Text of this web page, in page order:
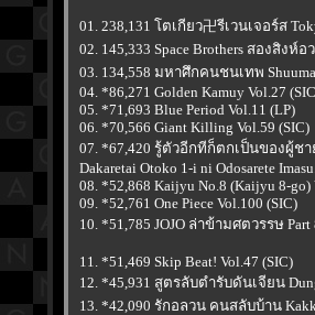
01. 238,131 โตเกียว卍รีเวนเจอร์ส
02. 145,333 Space Brothers สองสิงห์
03. 134,558 มหาศึกคนชนเทพ
04. *86,271 Golden Kamuy Vol.27
05. *71,693 Blue Period Vol.11 (LP)
06. *70,566 Giant Killing Vol.59 (SIC)
07. *67,420 รู้ตัวอีกทีก็ตกเป็นของผู้ช
Dakaretai Otoko 1-i ni Odosarete
08. *52,868 Kaijyu No.8 (Kaijyu 8-go)
09. *52,761 One Piece Vol.100 (SIC)
10. *51,785 JOJO ล่าข้ามศตวรรษ
11. *51,469 Skip Beat! Vol.47 (SIC)
12. *45,931 สูตรลับตำรับดันเจียน
13. *42,090 รักอลวน คนสลับบ้าน